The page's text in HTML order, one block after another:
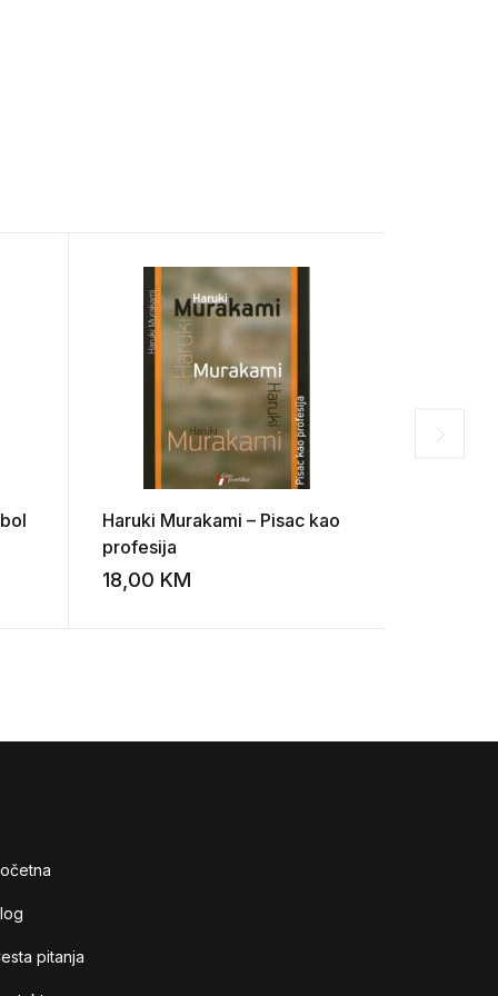
Add to wishlist
Haruki Murakami – Pisac kao
profesija
18,00 KM
pitanja